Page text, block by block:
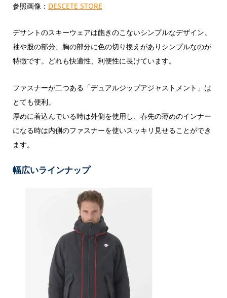
参照画像： DESCETE STORE
デサントのスキーウェアは飽きのこないシンプルなデザイン。
袖や股の部分、胸の部分に色の切り換えがありシンプルなのが
特徴です。どれも快適性、利便性に長けています。
ファスナーが二つある「デュアルジップアジャストメント」は
とても便利。
厚めに着込んでいる時は外側を使用し、春先の薄めのインナー
になる時は内側のファスナーを使いスッキリ見せることができ
ます。
幅広いラインナップ